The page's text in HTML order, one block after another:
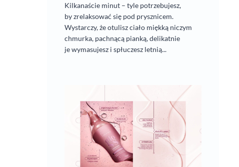
Kilkanaście minut – tyle potrzebujesz,
by zrelaksować się pod prysznicem.
Wystarczy, że otulisz ciało miękką niczym
chmurka, pachnącą pianką, delikatnie
je wymasujesz i spłuczesz letnią...